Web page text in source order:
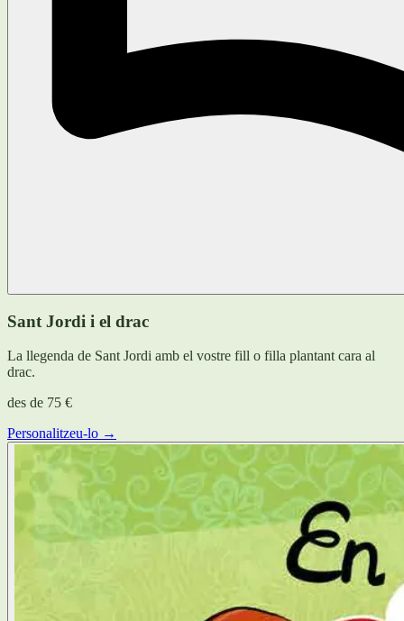
Sant Jordi i el drac
La llegenda de Sant Jordi amb el vostre fill o filla plantant cara al
drac.
des de 75 €
Personalitzeu-lo →